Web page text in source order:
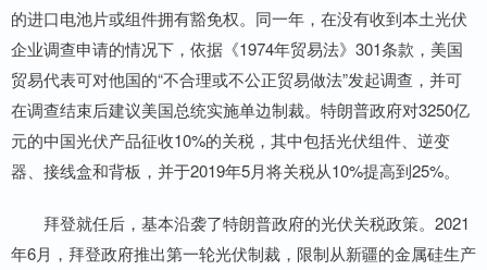
的进口电池片或组件拥有豁免权。同一年，在没有收到本土光伏
企业调查申请的情况下，依据《1974年贸易法》301条款，美国
贸易代表可对他国的“不合理或不公正贸易做法”发起调查，并可
在调查结束后建议美国总统实施单边制裁。特朗普政府对3250亿
元的中国光伏产品征收10%的关税，其中包括光伏组件、逆变
器、接线盒和背板，并于2019年5月将关税从10%提高到25%。
拜登就任后，基本沿袭了特朗普政府的光伏关税政策。2021
年6月，拜登政府推出第一轮光伏制裁，限制从新疆的金属硅生产